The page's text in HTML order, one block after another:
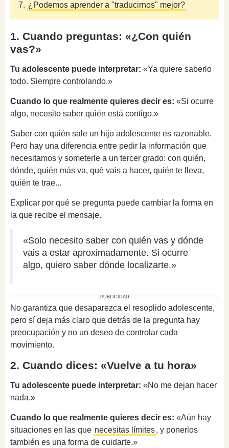
7. ¿Podemos aprender a "traducirnos" mejor?
1. Cuando preguntas: «¿Con quién
vas?»
Tu adolescente puede interpretar: «Ya quiere saberlo
todo. Siempre controlando.»
Cuando lo que realmente quieres decir es: «Si ocurre
algo, necesito saber quién está contigo.»
Saber con quién sale un hijo adolescente es razonable.
Pero hay una diferencia entre pedir la información que
necesitamos y someterle a un tercer grado: con quién,
dónde, quién más va, qué vais a hacer, quién te lleva,
quién te trae...
Explicar por qué se pregunta puede cambiar la forma en
la que recibe el mensaje.
«Solo necesito saber con quién vas y dónde
vais a estar aproximadamente. Si ocurre
algo, quiero saber dónde localizarte.»
PUBLICIDAD
No garantiza que desaparezca el resoplido adolescente,
pero sí deja más claro que detrás de la pregunta hay
preocupación y no un deseo de controlar cada
movimiento.
2. Cuando dices: «Vuelve a tu hora»
Tu adolescente puede interpretar: «No me dejan hacer
nada.»
Cuando lo que realmente quieres decir es: «Aún hay
situaciones en las que necesitas límites, y ponerlos
también es una forma de cuidarte.»